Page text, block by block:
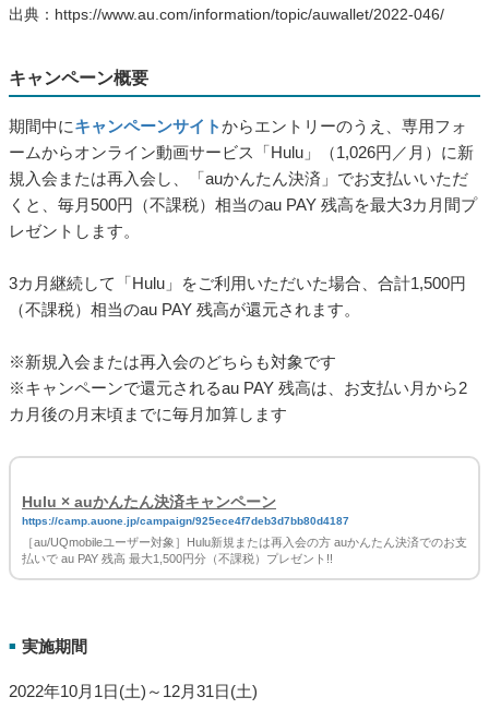
出典：https://www.au.com/information/topic/auwallet/2022-046/
キャンペーン概要
期間中にキャンペーンサイトからエントリーのうえ、専用フォ
ームからオンライン動画サービス「Hulu」（1,026円／月）に新
規入会または再入会し、「auかんたん決済」でお支払いいただ
くと、毎月500円（不課税）相当のau PAY 残高を最大3カ月間プ
レゼントします。
3カ月継続して「Hulu」をご利用いただいた場合、合計1,500円
（不課税）相当のau PAY 残高が還元されます。
※新規入会または再入会のどちらも対象です
※キャンペーンで還元されるau PAY 残高は、お支払い月から2
カ月後の月末頃までに毎月加算します
Hulu × auかんたん決済キャンペーン
https://camp.auone.jp/campaign/925ece4f7deb3d7bb80d4187
■ 実施期間